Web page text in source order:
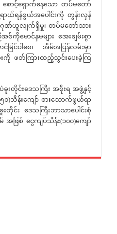
စောင့်ရှောက်နေသော တပ်မတော်
တရာယ်ရန်စွယ်အပေါင်းကို တွန်းလှန်
ဂုဏ်ယူလျက်ရှိမှု၊ တပ်မတော်သား
မောင်နှမများ အေးချမ်းစွာ
င်ပါစေ၊ အိမ်အပြန်လမ်းမှာ
ားကို ဖတ်ကြားထည့်သွင်းပေးခဲ့ကြ
းတိုင်းဒေသကြီး အစိုးရ အဖွဲ့နှင့်
)သိန်းကျော် စားသောက်ဖွယ်ရာ
းတိုင်း ဒေသကြီးဘာသာပေါင်းစုံ
ဖြစ် ငွေကျပ်သိန်း(၁၀၀)ကျော်